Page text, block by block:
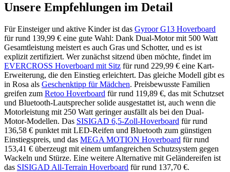
Unsere Empfehlungen im Detail
Für Einsteiger und aktive Kinder ist das Gyroor G13 Hoverboard
für rund 139,99 € eine gute Wahl: Dank Dual-Motor mit 500 Watt
Gesamtleistung meistert es auch Gras und Schotter, und es ist
explizit zertifiziert. Wer zunächst sitzend üben möchte, findet im
EVERCROSS Hoverboard mit Sitz für rund 229,99 € eine Kart-
Erweiterung, die den Einstieg erleichtert. Das gleiche Modell gibt es
in Rosa als Geschenktipp für Mädchen. Preisbewusste Familien
greifen zum Retoo Hoverboard für rund 119,89 €, das mit Schutzset
und Bluetooth-Lautsprecher solide ausgestattet ist, auch wenn die
Motorleistung mit 250 Watt geringer ausfällt als bei den Dual-
Motor-Modellen. Das SISIGAD 6,5-Zoll-Hoverboard für rund
136,58 € punktet mit LED-Reifen und Bluetooth zum günstigen
Einstiegspreis, und das MEGA MOTION Hoverboard für rund
153,41 € überzeugt mit einem umfangreichen Schutzsystem gegen
Wackeln und Stürze. Eine weitere Alternative mit Geländereifen ist
das SISIGAD All-Terrain Hoverboard für rund 137,70 €.